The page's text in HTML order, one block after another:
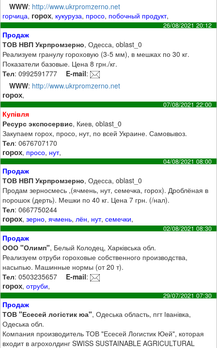
WWW: http://www.ukrpromzerno.net
горчица, горох, кукуруза, просо, побочный продукт,
26/08/2021 20:12
Продаж
ТОВ НВП Укрпромзерно, Одесса, oblast_0
Реализуем гранулу гороховую (3-5 мм), в мешках по 30 кг.
Показатели базовые. Цена 8 грн./кг.
Тел: 0992591777 E-mail:
WWW: http://www.ukrpromzerno.net
горох,
07/08/2021 22:00
Купівля
Ресурс экспосервис, Киев, oblast_0
Закупаем горох, просо, нут, по всей Украине. Самовывоз.
Тел: 0676707170
горох, просо, нут,
04/08/2021 08:00
Продаж
ТОВ НВП Укрпромзерно, Одесса, oblast_0
Продам зерносмесь ,(ячмень, нут, семечка, горох). Дроблёная в
порошок (дерть). Мешки по 40 кг. Цена 7 грн. (/нал).
Тел: 0667750244
горох,зерно,ячмень,лён, нут,семечки,
02/08/2021 08:30
Продаж
ООО "Олимп", Белый Колодец, Харківська обл.
Реализуем отруби гороховые собственного производства,
насыпью. Машинные нормы (от 20 т).
Тел: 0503235657 E-mail:
горох,отруби,
29/07/2021 07:30
Продаж
ТОВ "Есесей логістик юа", Одеська область, пгт Іванівка,
Одеська обл.
Компания производитель ТОВ "Есесей Логистик Юей", которая
входит в агрохолдинг SWISS SUSTAINABLE AGRICULTURAL